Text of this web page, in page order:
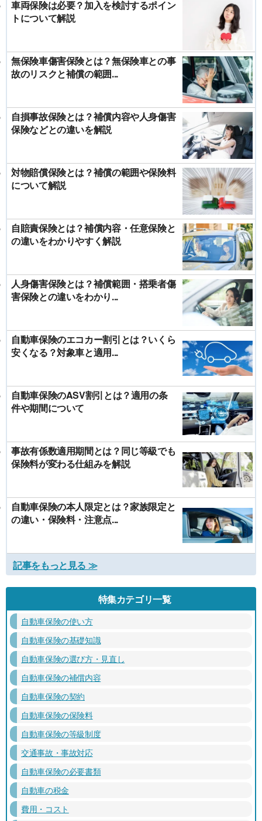
車両保険は必要？加入を検討するポイン
トについて解説
無保険車傷害保険とは？無保険車との事
故のリスクと補償の範囲...
自損事故保険とは？補償内容や人身傷害
保険などとの違いを解説
対物賠償保険とは？補償の範囲や保険料
について解説
自賠責保険とは？補償内容・任意保険と
の違いをわかりやすく解説
人身傷害保険とは？補償範囲・搭乗者傷
害保険との違いをわかり...
自動車保険のエコカー割引とは？いくら
安くなる？対象車と適用...
自動車保険のASV割引とは？適用の条
件や期間について
事故有係数適用期間とは？同じ等級でも
保険料が変わる仕組みを解説
自動車保険の本人限定とは？家族限定と
の違い・保険料・注意点...
記事をもっと見る ≫
特集カテゴリ一覧
自動車保険の使い方
自動車保険の基礎知識
自動車保険の選び方・見直し
自動車保険の補償内容
自動車保険の契約
自動車保険の保険料
自動車保険の等級制度
交通事故・事故対応
自動車保険の必要書類
自動車の税金
費用・コスト